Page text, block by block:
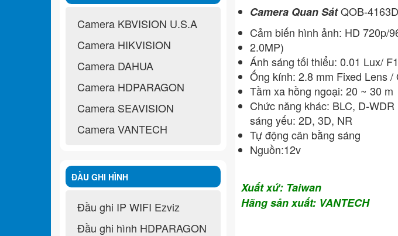
Camera Quan SátQOB-4163D
Cảm biến hình ảnh: HD 720p/
2.0MP)
Ánh sáng tối thiểu: 0.01 Lux/
Ống kính: 2.8 mm Fixed Lens
Tầm xa hồng ngoại: 20 ~ 30 m
Chức năng khác: BLC, D-
sáng yếu: 2D, 3D, NR
Tự động cân bằng sáng
Nguồn:12v
Xuất xứ: Taiwan
Hãng sản xuất: VANTECH
Camera KBVISION U.S.A
Camera HIKVISION
Camera DAHUA
Camera HDPARAGON
Camera SEAVISION
Camera VANTECH
ĐẦU GHI HÌNH
Đầu ghi IP WIFI Ezviz
Đầu ghi hình HDPARAGON